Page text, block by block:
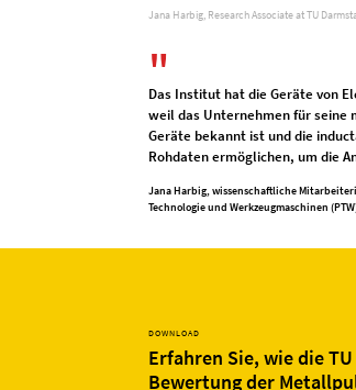
Jana Harbig, Research Associate at TU
Das Institut hat die Geräte von
weil das Unternehmen für seine
Geräte bekannt ist und die
Rohdaten ermöglichen, um die
Jana Harbig, wissenschaftliche
Technologie und Werkzeugmaschinen
DOWNLOAD
Erfahren Sie, wie die
Bewertung der